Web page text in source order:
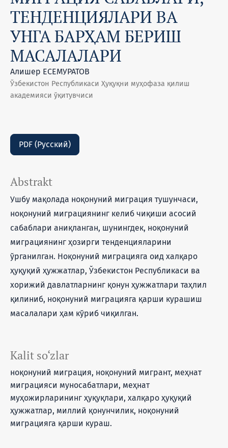
ТЕНДЕНЦИЯЛАРИ ВА
УНГА БАРҲАМ БЕРИШ
МАСАЛАЛАРИ
Алишер ЕСЕМУРАТОВ
Ўзбекистон Республикаси Ҳуқуқни муҳофаза қилиш
академияси ўқитувчиси
PDF (Русский)
Kalit so‘zlar
ноқонуний мигрaция, ноқонуний мигрант, меҳнат
мигрaцияси муносабатлари, меҳнат
муҳожирларининг ҳуқуқлари, халқаро ҳуқуқий
ҳужжатлар, миллий қонунчилик, ноқонуний
мигрaцияга қарши кураш.
Abstrakt
Ушбу мақолада ноқонуний мигрaция тушунчаси,
ноқонуний мигрaциянинг келиб чиқиши асосий
сабаблари аниқланган, шунингдек, ноқонуний
мигрaциянинг ҳозирги тенденцияларини
ўрганилган. Ноқонуний мигрaцияга оид халқаро
ҳуқуқий ҳужжатлар, Ўзбекистон Республикаси ва
хорижий давлатларнинг қонун ҳужжатлари таҳлил
қилиниб, ноқонуний мигрaцияга қарши курашиш
масалалари ҳам кўриб чиқилган.